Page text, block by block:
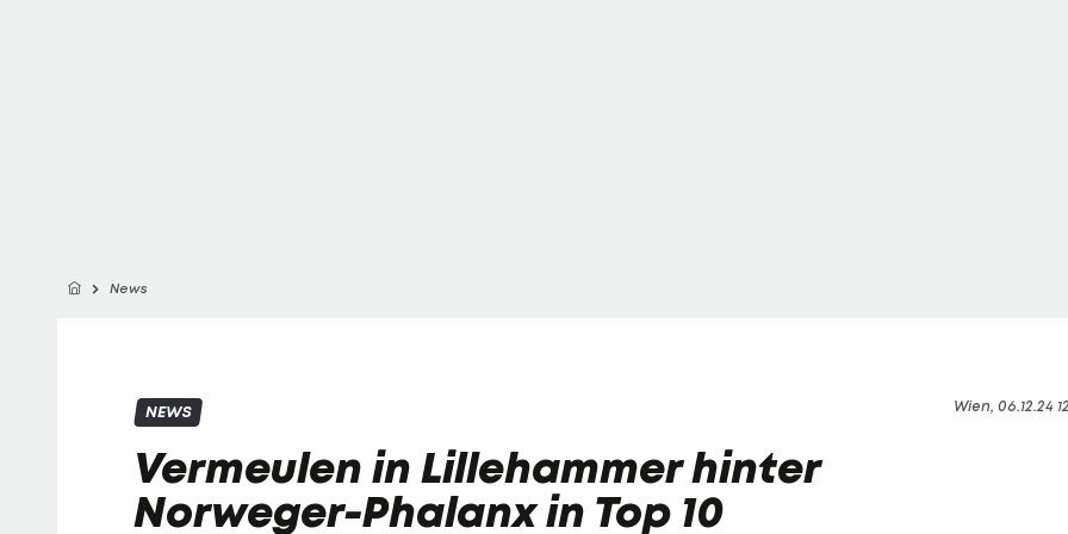
News
Wien, 06.12.24
NEWS
Vermeulen in Lillehammer hinter
Norweger-Phalanx in Top 10